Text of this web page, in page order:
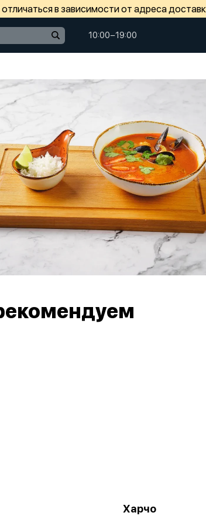
в зависимости от адреса
10:00−19:00
Харчо